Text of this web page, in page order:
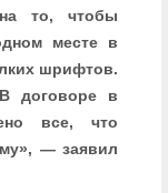
то, чтобы
месте в
шрифтов.
договоре в
все, что
— заявил